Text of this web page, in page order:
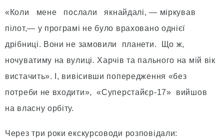
«Коли мене послали якнайдалі, — міркував
пілот,— у програмі не було враховано однієї
дрібниці. Вони не замовили планети. Що ж,
ночуватиму на вулиці. Харчів та пального на мій вік
вистачить». І, вивісивши попередження «без
потреби не входити», «Суперстайєр-17» вийшов
на власну орбіту.
Через три роки екскурсоводи розповідали: